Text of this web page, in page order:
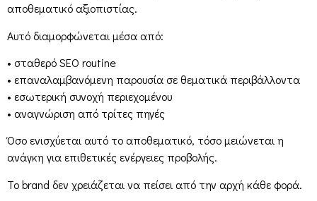
αποθεματικό αξιοπιστίας.
Αυτό διαμορφώνεται μέσα από:
• σταθερό SEO routine
• επαναλαμβανόμενη παρουσία σε θεματικά περιβάλλοντα
• εσωτερική συνοχή περιεχομένου
• αναγνώριση από τρίτες πηγές
Όσο ενισχύεται αυτό το αποθεματικό, τόσο μειώνεται η
ανάγκη για επιθετικές ενέργειες προβολής.
Το brand δεν χρειάζεται να πείσει από την αρχή κάθε φορά.